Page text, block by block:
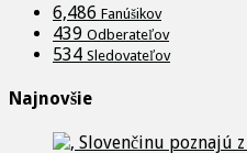
6,486 Fanúšikov
439 Odberateľov
534 Sledovateľov
Najnovšie